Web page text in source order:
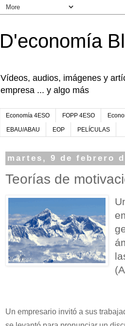
D'economía
Vídeos, audios, imágenes y
empresa ... y algo más
Economía 4ESO FOPP 4ESO
EBAU/ABAU EOP PELÍCULAS
martes, 9 de febrero
Teorías de
Un empresario invitó a sus